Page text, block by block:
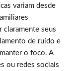
variam desde
claramente seus
de ruído e
o foco. A
ou redes sociais